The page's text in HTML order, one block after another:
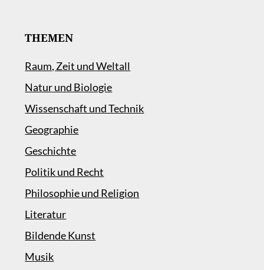
THEMEN
Raum, Zeit und Weltall
Natur und Biologie
Wissenschaft und Technik
Geographie
Geschichte
Politik und Recht
Philosophie und Religion
Literatur
Bildende Kunst
Musik